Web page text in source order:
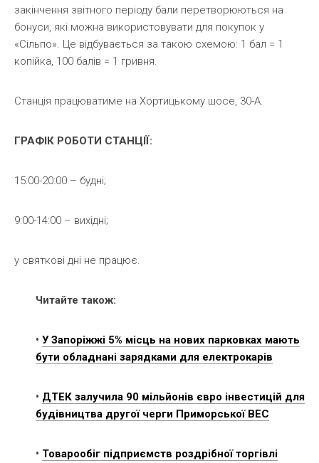
закінчення звітного періоду бали перетворюються на
бонуси, які можна використовувати для покупок у
«Сільпо». Це відбувається за такою схемою: 1 бал = 1
копійка, 100 балів = 1 гривня.
Станція працюватиме на Хортицькому шосе, 30-А.
ГРАФІК РОБОТИ СТАНЦІЇ:
15:00-20:00 – будні;
9:00-14:00 – вихідні;
у святкові дні не працює.
Читайте також:
• У Запоріжжі 5% місць на нових парковках мають
бути обладнані зарядками для електрокарів
• ДТЕК залучила 90 мільйонів євро інвестицій для
будівництва другої черги Приморської ВЕС
• Товарообіг підприємств роздрібної торгівлі